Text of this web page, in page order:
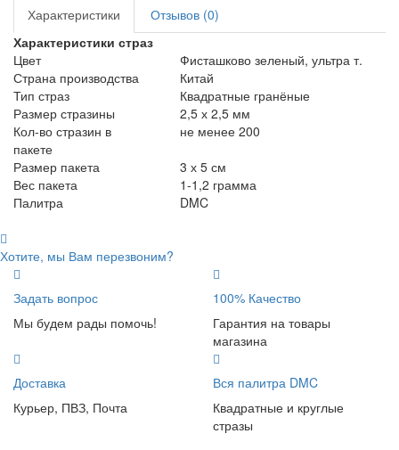
Характеристики
Отзывов (0)
Характеристики страз
Цвет
Фисташково зеленый, ультра т.
Страна производства
Китай
Тип страз
Квадратные гранёные
Размер стразины
2,5 х 2,5 мм
Кол-во стразин в
пакете
не менее 200
Размер пакета
3 х 5 см
Вес пакета
1-1,2 грамма
Палитра
DMC
Хотите, мы Вам перезвоним?
Задать вопрос
Мы будем рады помочь!
100% Качество
Гарантия на товары
магазина
Доставка
Курьер, ПВЗ, Почта
Вся палитра DMC
Квадратные и круглые
стразы